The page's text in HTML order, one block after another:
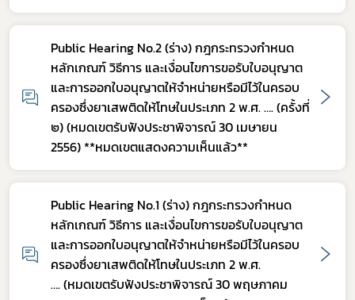
Public Hearing No.2 (ร่าง) กฎกระทรวงกำหนด
หลักเกณฑ์ วิธีการ และเงื่อนไขการขอรับใบอนุญาต
และการออกใบอนุญาตให้จำหน่ายหรือมีไว้ในครอบ
ครองซึ่งยาเสพติดให้โทษในประเภท 2 พ.ศ. …. (ครั้งที่
๒) (หมดเขตรับฟังประชาพิจารณ์ 30 เมษายน
2556) **หมดเขตแสดงความเห็นแล้ว**
Public Hearing No.1 (ร่าง) กฎกระทรวงกำหนด
หลักเกณฑ์ วิธีการ และเงื่อนไขการขอรับใบอนุญาต
และการออกใบอนุญาตให้จำหน่ายหรือมีไว้ในครอบ
ครองซึ่งยาเสพติดให้โทษในประเภท 2 พ.ศ.
…. (หมดเขตรับฟังประชาพิจารณ์ 30 พฤษภาคม